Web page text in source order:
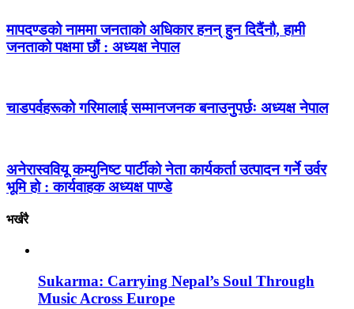
मापदण्डको नाममा जनताको अधिकार हनन् हुन दिदैंनौ, हामी
जनताको पक्षमा छौं : अध्यक्ष नेपाल
चाडपर्वहरूको गरिमालाई सम्मानजनक बनाउनुपर्छः अध्यक्ष नेपाल
अनेरास्ववियू कम्युनिष्ट पार्टीको नेता कार्यकर्ता उत्पादन गर्ने उर्वर
भूमि हो : कार्यवाहक अध्यक्ष पाण्डे
भर्खरै
Sukarma: Carrying Nepal’s Soul Through
Music Across Europe